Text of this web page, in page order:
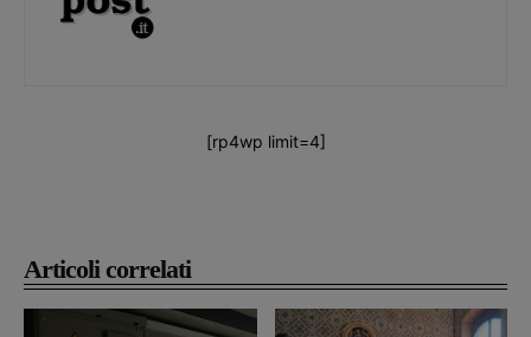
Articoli correlati
[rp4wp limit=4]